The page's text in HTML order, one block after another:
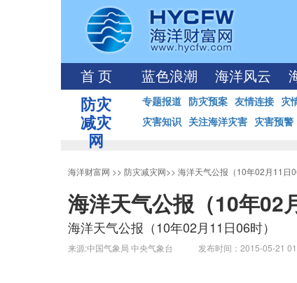
首 页 蓝色浪潮 海洋风云
防灾
减灾
网
专题报道 防灾预案 友情连接 灾
灾害知识 关注海洋灾害 灾害预警
海洋财富网 >> 防灾减灾网>> 海洋天气公报（10年02月11日
海洋天气公报（10年02
海洋天气公报（10年02月11日06时）
来源:中国气象局 中央气象台 发布时间：2015-05-21